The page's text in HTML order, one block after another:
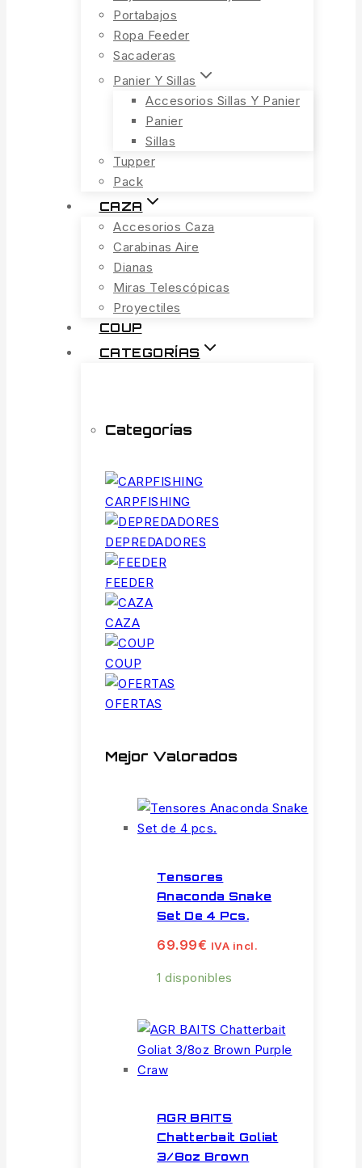
Portabajos
Ropa Feeder
Sacaderas
Panier Y Sillas
Accesorios Sillas Y Panier
Panier
Sillas
Tupper
Pack
CAZA
Accesorios Caza
Carabinas Aire
Dianas
Miras Telescópicas
Proyectiles
COUP
CATEGORÍAS
Categorías
CARPFISHING
DEPREDADORES
FEEDER
CAZA
COUP
OFERTAS
Mejor Valorados
Tensores
Anaconda Snake
Set De 4 Pcs.
69.99€ IVA incl.
1 disponibles
AGR BAITS
Chatterbait Goliat
3/8oz Brown